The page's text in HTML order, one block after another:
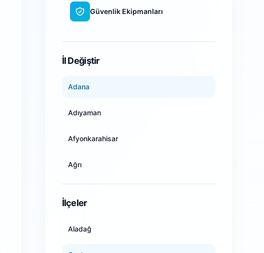
Güvenlik Ekipmanları
İl Değiştir
Adana
Adıyaman
Afyonkarahisar
Ağrı
İlçeler
Aladağ